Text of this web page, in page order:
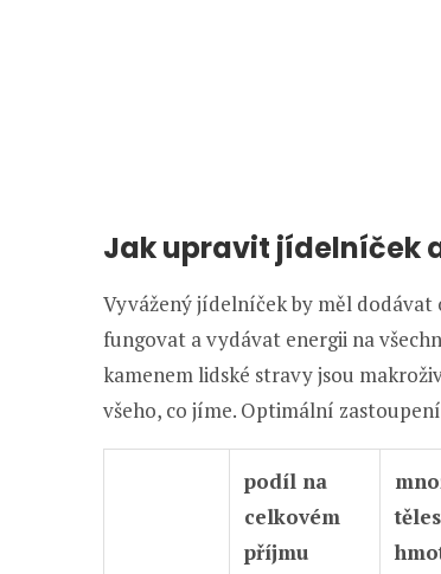
Jak upravit jídelníček
Vyvážený jídelníček by měl
fungovat a vydávat energii na
kamenem lidské stravy jsou
všeho, co jíme. Optimální
podíl na
celkovém
příjmu